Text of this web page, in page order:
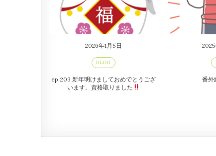
2026年1月5日
BLOG
ep.203 新年明けましておめでとうござ
います。資格取りました
2025
番